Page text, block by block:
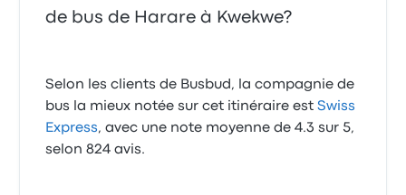
de bus de Harare à Kwekwe?
Selon les clients de Busbud, la compagnie de
bus la mieux notée sur cet itinéraire estSwiss
Express, avec une note moyenne de 4.3 sur 5,
selon 824 avis.